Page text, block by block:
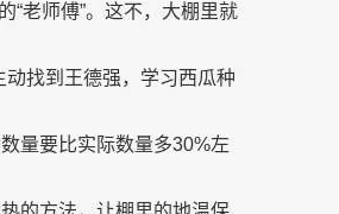
“老师傅”。这不，大棚里就
动找到王德强，学习西瓜种
量要比实际数量多30%左